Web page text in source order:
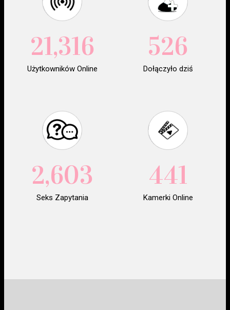
Użytkowników Online
21,316
Dołączyło dziś
526
Seks Zapytania
2,603
Kamerki Online
441